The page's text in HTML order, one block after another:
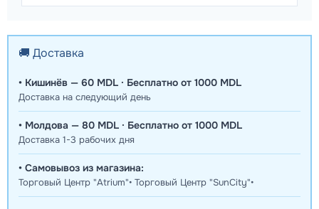
🚚 Доставка
• Кишинёв — 60 MDL · Бесплатно от 1000 MDL
Доставка на следующий день
• Молдова — 80 MDL · Бесплатно от 1000 MDL
Доставка 1-3 рабочих дня
• Самовывоз из магазина:
Торговый Центр "Atrium"• Торговый Центр "SunCity"•